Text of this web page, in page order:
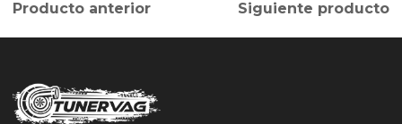
Las
Producto anterior Siguiente producto